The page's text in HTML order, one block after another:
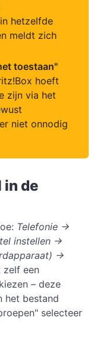
hetzelfde
meldt zich
toestaan"
hoeft
zijn via het
niet onnodig
in de
Telefonie →
instellen →
→
zelf een
– deze
het bestand
selecteer